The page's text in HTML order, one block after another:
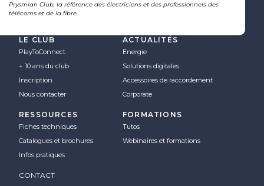
Prysmian Club, la référence des électriciens et des professionnels des
télécoms et de la fibre.
LE CLUB
PlayToConnect
+ 10 ans du club
Inscription
Nous contacter
ACTUALITÉS
Energie
Solutions digitales
Accessoires de raccordement
Corporate
RESSOURCES
Fiches techniques
Catalogues et brochures
Infos pratiques
FORMATIONS
Tutos
Webinaires et formations
CONTACT